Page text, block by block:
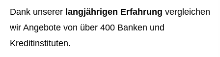
Dank unserer langjährigen Erfahrung ver­gleichen
wir Angebote von über 400 Banken und
Kreditinstituten.